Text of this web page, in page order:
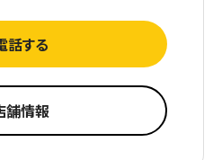
話する
舗情報